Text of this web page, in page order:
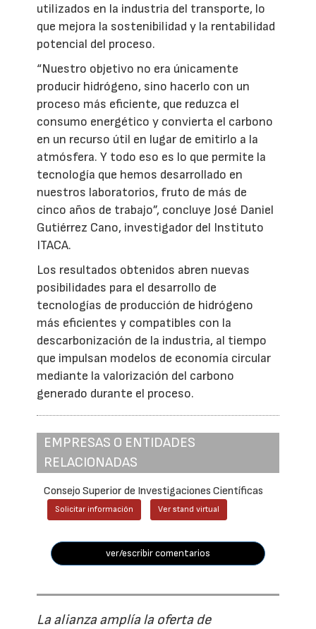
utilizados en la industria del transporte, lo
que mejora la sostenibilidad y la rentabilidad
potencial del proceso.
“Nuestro objetivo no era únicamente
producir hidrógeno, sino hacerlo con un
proceso más eficiente, que reduzca el
consumo energético y convierta el carbono
en un recurso útil en lugar de emitirlo a la
atmósfera. Y todo eso es lo que permite la
tecnología que hemos desarrollado en
nuestros laboratorios, fruto de más de
cinco años de trabajo”, concluye José Daniel
Gutiérrez Cano, investigador del Instituto
ITACA.
Los resultados obtenidos abren nuevas
posibilidades para el desarrollo de
tecnologías de producción de hidrógeno
más eficientes y compatibles con la
descarbonización de la industria, al tiempo
que impulsan modelos de economía circular
mediante la valorización del carbono
generado durante el proceso.
EMPRESAS O ENTIDADES
RELACIONADAS
Consejo Superior de Investigaciones Científicas
Solicitar información Ver stand virtual
ver/escribir comentarios
La alianza amplía la oferta de